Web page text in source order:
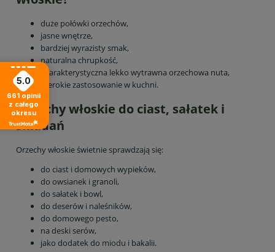
duże połówki orzechów,
jasne wnętrze,
bardziej wyrazisty smak,
naturalna chrupkość,
charakterystyczna lekko wytrawna orzechowa nuta,
szerokie zastosowanie w kuchni.
Orzechy włoskie do ciast, sałatek i
śniadań
Orzechy włoskie świetnie sprawdzają się:
do ciast i domowych wypieków,
do owsianek i granoli,
do sałatek i bowl,
do deserów i naleśników,
do domowego pesto,
na deski serów,
jako dodatek do miodu i bakalii.
5.0
661 opinii
z całego
okresu